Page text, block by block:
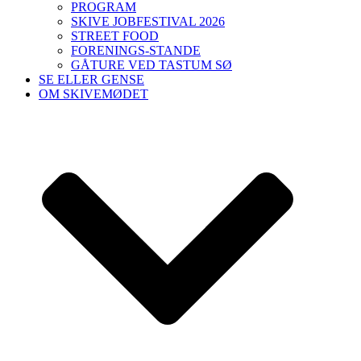
PROGRAM
SKIVE JOBFESTIVAL 2026
STREET FOOD
FORENINGS-STANDE
GÅTURE VED TASTUM SØ
SE ELLER GENSE
OM SKIVEMØDET